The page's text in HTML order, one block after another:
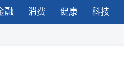
融 消费 健康 科技